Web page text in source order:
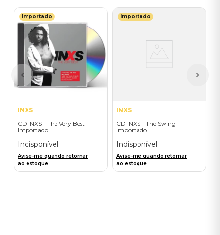
Importado
INXS
CD INXS - The Very Best -
Importado
Indisponível
Avise-me quando retornar
ao estoque
Importado
INXS
CD INXS - The Swing -
Importado
Indisponível
Avise-me quando retornar
ao estoque